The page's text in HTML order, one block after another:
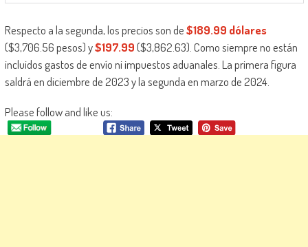
Respecto a la segunda, los precios son de$189.99 dólares
($3,706.56 pesos) y$197.99($3,862.63). Como siempre no están
incluidos gastos de envío ni impuestos aduanales. La primera figura
saldrá en diciembre de 2023 y la segunda en marzo de 2024.
Please follow and like us: